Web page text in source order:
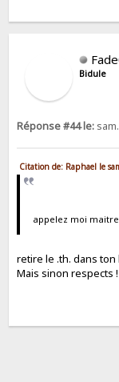
Bidule
Réponse #44 le:
Citation de: Raphael le
appelez moi maitre
retire le .th. dans
Mais sinon respects !